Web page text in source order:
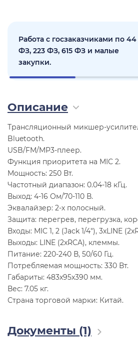
Работа с госзаказчиками по 44
ФЗ, 223 ФЗ, 615 ФЗ и малые
закупки.
Описание
Трансляционный микшер-
Bluetooth.
USB/FM/MP3-плеер.
Функция приоритета на MIC 2.
Мощность: 250 Вт.
Частотный диапазон: 0.04-18 кГц.
Выход: 4-16 Ом/70-110 В.
Эквалайзер: 2-х полосный.
Защита: перегрев, перегрузка,
Входы: MIC 1, 2 (Jack 1/4"), 3xLINE
Выходы: LINE (2xRCA), клеммы.
Питание: 220-240 В, 50/60 Гц.
Потребляемая мощность: 330 Вт.
Габариты: 483х95х390 мм.
Вес: 7.05 кг.
Страна торговой марки: Китай.
Документы (1)